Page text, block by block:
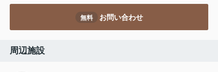
無料 お問い合わせ
周辺施設